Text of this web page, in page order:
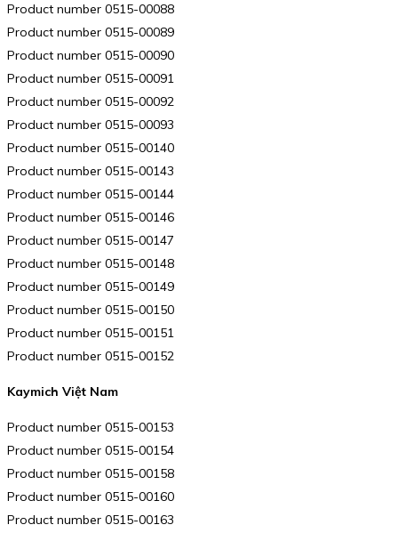
Product number 0515-00088
Product number 0515-00089
Product number 0515-00090
Product number 0515-00091
Product number 0515-00092
Product number 0515-00093
Product number 0515-00140
Product number 0515-00143
Product number 0515-00144
Product number 0515-00146
Product number 0515-00147
Product number 0515-00148
Product number 0515-00149
Product number 0515-00150
Product number 0515-00151
Product number 0515-00152
Kaymich Việt Nam
Product number 0515-00153
Product number 0515-00154
Product number 0515-00158
Product number 0515-00160
Product number 0515-00163